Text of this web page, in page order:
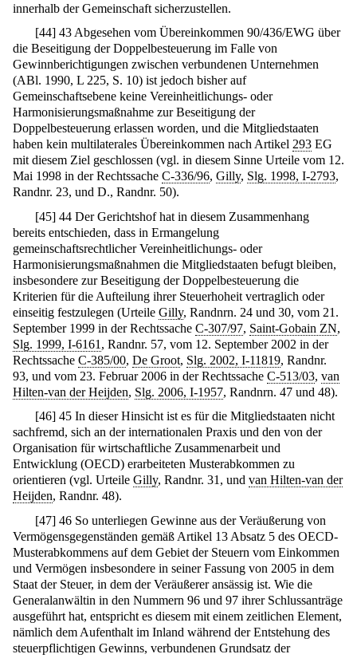
innerhalb der Gemeinschaft sicherzustellen.
[44] 43 Abgesehen vom Übereinkommen 90/436/EWG über
die Beseitigung der Doppelbesteuerung im Falle von
Gewinnberichtigungen zwischen verbundenen Unternehmen
(ABl. 1990, L 225, S. 10) ist jedoch bisher auf
Gemeinschaftsebene keine Vereinheitlichungs- oder
Harmonisierungsmaßnahme zur Beseitigung der
Doppelbesteuerung erlassen worden, und die Mitgliedstaaten
haben kein multilaterales Übereinkommen nach Artikel 293 EG
mit diesem Ziel geschlossen (vgl. in diesem Sinne Urteile vom 12.
Mai 1998 in der Rechtssache C-336/96, Gilly, Slg. 1998, I-2793,
Randnr. 23, und D., Randnr. 50).
[45] 44 Der Gerichtshof hat in diesem Zusammenhang
bereits entschieden, dass in Ermangelung
gemeinschaftsrechtlicher Vereinheitlichungs- oder
Harmonisierungsmaßnahmen die Mitgliedstaaten befugt bleiben,
insbesondere zur Beseitigung der Doppelbesteuerung die
Kriterien für die Aufteilung ihrer Steuerhoheit vertraglich oder
einseitig festzulegen (Urteile Gilly, Randnrn. 24 und 30, vom 21.
September 1999 in der Rechtssache C-307/97, Saint-Gobain ZN,
Slg. 1999, I-6161 , Randnr. 57, vom 12. September 2002 in der
Rechtssache C-385/00, De Groot, Slg. 2002, I-11819, Randnr.
93, und vom 23. Februar 2006 in der Rechtssache C-513/03, van
Hilten-van der Heijden, Slg. 2006, I-1957, Randnrn. 47 und 48).
[46] 45 In dieser Hinsicht ist es für die Mitgliedstaaten nicht
sachfremd, sich an der internationalen Praxis und den von der
Organisation für wirtschaftliche Zusammenarbeit und
Entwicklung (OECD) erarbeiteten Musterabkommen zu
orientieren (vgl. Urteile Gilly, Randnr. 31, und van Hilten-van der
Heijden, Randnr. 48).
[47] 46 So unterliegen Gewinne aus der Veräußerung von
Vermögensgegenständen gemäß Artikel 13 Absatz 5 des OECD-
Musterabkommens auf dem Gebiet der Steuern vom Einkommen
und Vermögen insbesondere in seiner Fassung von 2005 in dem
Staat der Steuer, in dem der Veräußerer ansässig ist. Wie die
Generalanwältin in den Nummern 96 und 97 ihrer Schlussanträge
ausgeführt hat, entspricht es diesem mit einem zeitlichen Element,
nämlich dem Aufenthalt im Inland während der Entstehung des
steuerpflichtigen Gewinns, verbundenen Grundsatz der